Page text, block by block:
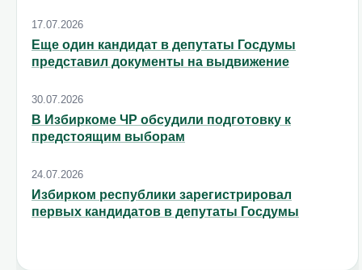
17.07.2026
Еще один кандидат в депутаты Госдумы
представил документы на выдвижение
30.07.2026
В Избиркоме ЧР обсудили подготовку к
предстоящим выборам
24.07.2026
Избирком республики зарегистрировал
первых кандидатов в депутаты Госдумы